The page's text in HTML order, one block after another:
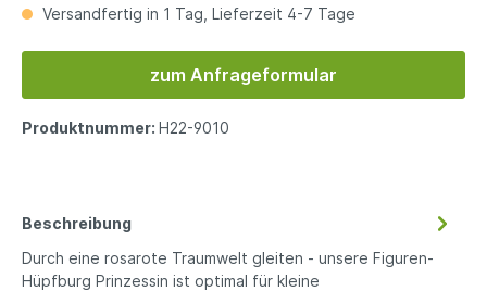
Versandfertig in 1 Tag, Lieferzeit 4-7 Tage
zum Anfrageformular
Produktnummer: H22-9010
Beschreibung
Durch eine rosarote Traumwelt gleiten - unsere Figuren-
Hüpfburg Prinzessin ist optimal für kleine